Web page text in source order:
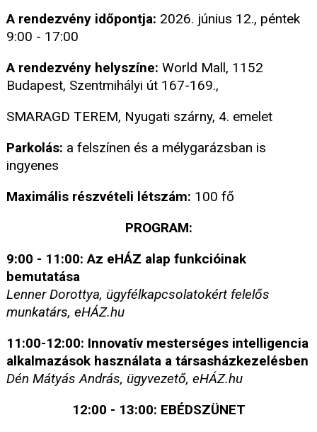
A rendezvény időpontja: 2026. június 12., péntek
9:00 - 17:00
A rendezvény helyszíne: World Mall, 1152
Budapest, Szentmihályi út 167-169.,
SMARAGD TEREM, Nyugati szárny, 4. emelet
Parkolás: a felszínen és a mélygarázsban is
ingyenes
Maximális részvételi létszám: 100 fő
PROGRAM:
9:00 - 11:00: Az eHÁZ alap funkcióinak
bemutatása
Lenner Dorottya, ügyfélkapcsolatokért felelős
munkatárs, eHÁZ.hu
11:00-12:00: Innovatív mesterséges intelligencia
alkalmazások használata a társasházkezelésben
Dén Mátyás András, ügyvezető, eHÁZ.hu
12:00 - 13:00: EBÉDSZÜNET